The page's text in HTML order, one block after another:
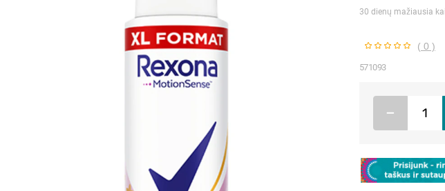
30 dienų mažiausia
( 0 )
571093
–